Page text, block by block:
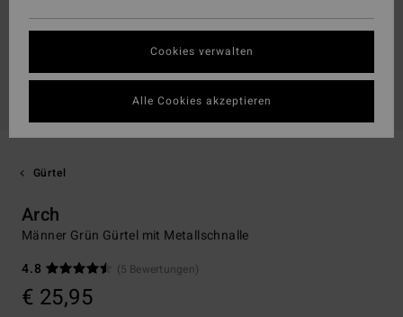
Gürtel
Arch
Männer Grün Gürtel mit Metallschnalle
4.8
(5 Bewertungen)
€ 25,95
Cookies verwalten
Alle Cookies akzeptieren